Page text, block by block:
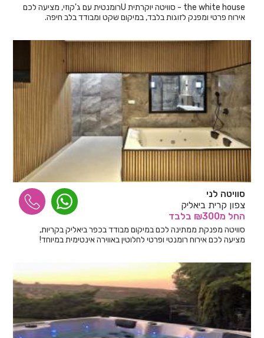
the white house - סוויטה יוקרתית Uרומנטית עם ג'קוזי, מציעה לכם
אירוח פרטי ומפנק לזוגות בלבד, במיקום שקט ומבודד בלב חיפה.
סוויטה לני
צפון קרית ביאליק
החל מ₪300 בלבד
סוויטה מפנקת ממתינה לכם במיקום מבודד בכפר ביאליק בקריות,
מציעה לכם אירוח רומנטי ופרטי לחלוטין באווירה אינטימית במיוחד!